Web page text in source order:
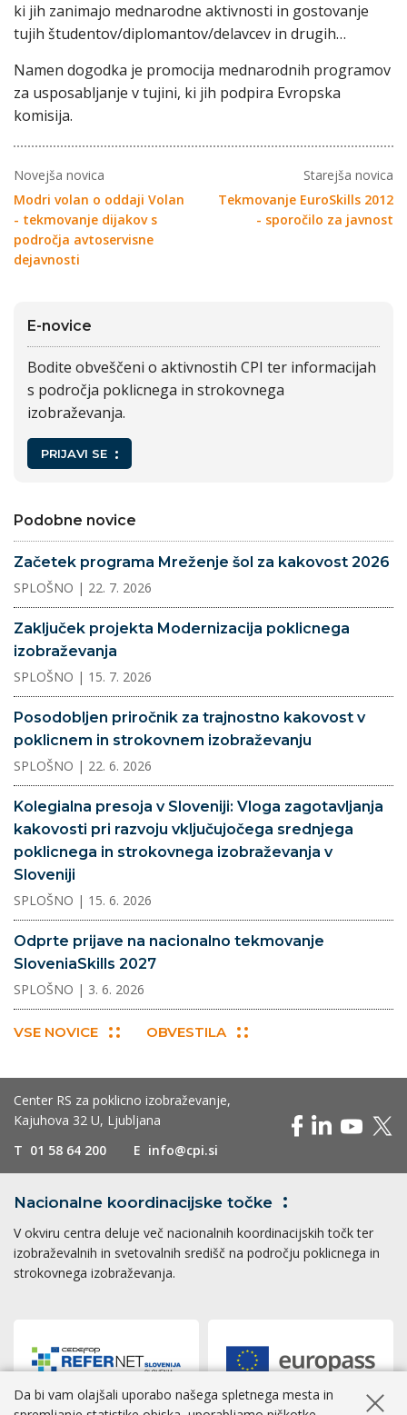
ki jih zanimajo mednarodne aktivnosti in gostovanje
tujih študentov/diplomantov/delavcev in drugih…
Namen dogodka je promocija mednarodnih programov
za usposabljanje v tujini, ki jih podpira Evropska
komisija.
Novejša novica
Modri volan o oddaji Volan
- tekmovanje dijakov s
področja avtoservisne
dejavnosti
Starejša novica
Tekmovanje EuroSkills 2012
- sporočilo za javnost
E-novice
Bodite obveščeni o aktivnostih CPI ter informacijah
s področja poklicnega in strokovnega
izobraževanja.
PRIJAVI SE
Podobne novice
Začetek programa Mreženje šol za kakovost 2026
SPLOŠNO | 22. 7. 2026
Zaključek projekta Modernizacija poklicnega
izobraževanja
SPLOŠNO | 15. 7. 2026
Posodobljen priročnik za trajnostno kakovost v
poklicnem in strokovnem izobraževanju
SPLOŠNO | 22. 6. 2026
Kolegialna presoja v Sloveniji: Vloga zagotavljanja
kakovosti pri razvoju vključujočega srednjega
poklicnega in strokovnega izobraževanja v
Sloveniji
SPLOŠNO | 15. 6. 2026
Odprte prijave na nacionalno tekmovanje
SloveniaSkills 2027
SPLOŠNO | 3. 6. 2026
VSE NOVICE OBVESTILA
Center RS za poklicno izobraževanje,
Kajuhova 32 U, Ljubljana
T 01 58 64 200 E info@cpi.si
Nacionalne koordinacijske točke
V okviru centra deluje več nacionalnih koordinacijskih točk ter
izobraževalnih in svetovalnih središč na področju poklicnega in
strokovnega izobraževanja.
Skrij
Da bi vam olajšali uporabo našega spletnega mesta in